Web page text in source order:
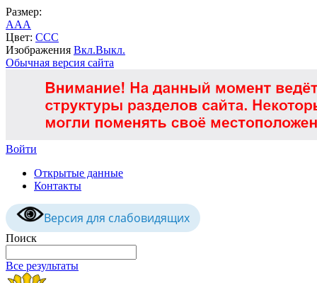
Размер:
AAA
Цвет: CCC
Изображения Вкл.Выкл.
Обычная версия сайта
Войти
Открытые данные
Контакты
Версия для слабовидящих
Поиск
Все результаты